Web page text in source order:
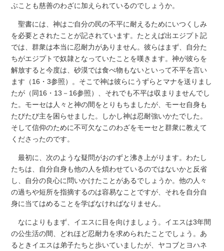
ぶことも慈善のわざに加えられているのでしょうか。
聖書には、神はご自分の民の不平に耐えるためにいつくしみ
を必要とされたことが記されています。たとえば出エジプト記
では、群衆は本当に忍耐力がありません。彼らはまず、自分た
ちがエジプトで奴隷となっていたことを嘆きます。神が彼らを
解放すると今度は、砂漠では食べ物もないといって不平を言い
ます（16・3参照）。そこで神は彼らにうずらとマナを送りまし
たが（同16・13－16参照）、それでも不平は収まりませんでし
た。モーセは人々と神の間をとりもちましたが、モーセ自身も
たびたび主を困らせました。しかし神は忍耐強いかたでした。
そして信仰のために不可欠なこのわざをモーセと群衆に教えて
くださったのです。
最初に、次のような疑問がおのずと沸き上がります。わたし
たちは、自分自身も他の人を煩わせているのではないかと反省
し、自分の良心に問いかけたことがあるでしょうか。他の人々
の過ちや短所を指摘するのは容易なことですが、それを自分自
身に当てはめることを学ばなければなりません。
なによりもまず、イエスに目を向けましょう。イエスは3年間
の公生活の間、どれほど忍耐力を求められたことでしょう。あ
るときイエスは弟子たちと歩いていましたが、ヤコブとヨハネ